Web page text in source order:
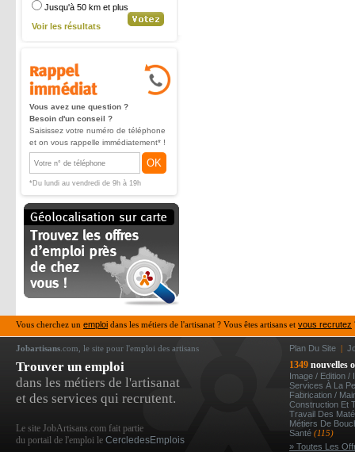
Jusqu'à 50 km et plus
Voir les résultats
Vous avez une question ?
Besoin d'un conseil ?
Saisissez votre numéro de téléphone
et on vous rappelle immédiatement* !
OK
*Du lundi au vendredi de 9h à 19h
Vous cherchez un emploi dans les métiers de l'artisanat ? Vous êtes artisans et vous recrutez
Jobartisans .com, le site pour l'emploi des artisans Plan Du Site |
Trouver un emploi
dans les métiers de l'artisanat
et des services qui recrutent.
Le site JobArtisans.com fait partie
du portail de l'emploi le CercledesEmplois
1349 nouvelles
Image / Edition /
Services À La
Fabrication /
Construction Et
Travail Des
Métiers De
Santé (115)
» Toutes Les